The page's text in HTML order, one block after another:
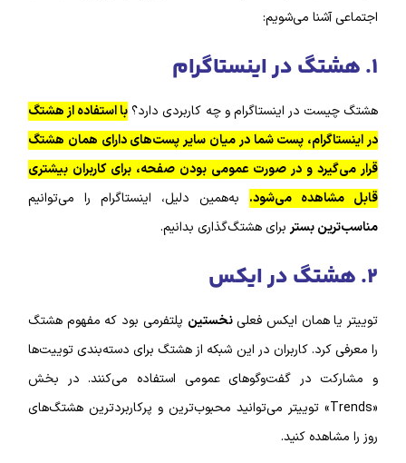
اجتماعی آشنا می‌شویم:
١. هشتگ در اینستاگرام
هشتگ چیست در اینستاگرام و چه کاربردی دارد؟ با استفاده از هشتگ
در اینستاگرام، پست شما در میان سایر پست‌های دارای همان هشتگ
قرار می‌گیرد و در صورت عمومی بودن صفحه، برای کاربران بیشتری
قابل مشاهده می‌شود. به‌همین دلیل، اینستاگرام را می‌توانیم
مناسب‌ترین بستربرای هشتگ‌گذاری بدانیم.
٢. هشتگ در ایکس
توییتر یا همان ایکس فعلینخستین پلتفرمی بود که مفهوم هشتگ
را معرفی کرد. کاربران در این شبکه از هشتگ برای دسته‌بندی توییت‌ها
و مشارکت در گفت‌وگوهای عمومی استفاده می‌کنند. در بخش
«Trends» توییتر می‌توانید محبوب‌ترین و پرکاربردترین هشتگ‌های
روز را مشاهده کنید.